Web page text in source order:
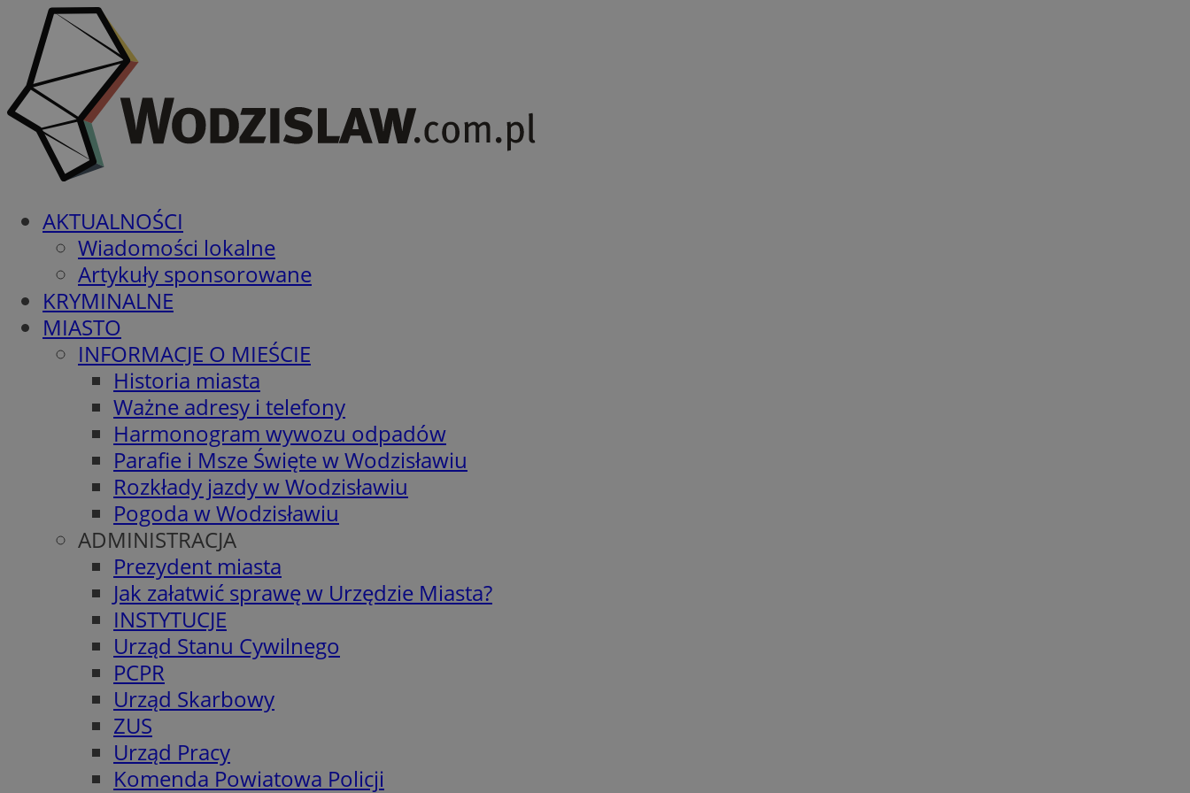
AKTUALNOŚCI
Wiadomości lokalne
Artykuły sponsorowane
KRYMINALNE
MIASTO
INFORMACJE O MIEŚCIE
Historia miasta
Ważne adresy i telefony
Harmonogram wywozu odpadów
Parafie i Msze Święte w Wodzisławiu
Rozkłady jazdy w Wodzisławiu
Pogoda w Wodzisławiu
ADMINISTRACJA
Prezydent miasta
Jak załatwić sprawę w Urzędzie Miasta?
INSTYTUCJE
Urząd Stanu Cywilnego
PCPR
Urząd Skarbowy
ZUS
Urząd Pracy
Komenda Powiatowa Policji